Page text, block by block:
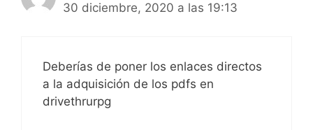
30 diciembre, 2020 a las 19:13
Deberías de poner los enlaces directos
a la adquisición de los pdfs en
drivethrurpg